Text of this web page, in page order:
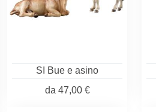
SI Bue e asino
da 47,00 €